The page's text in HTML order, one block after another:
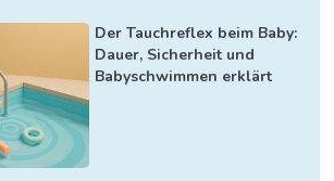
Der Tauchreflex beim Baby:
Dauer, Sicherheit und
Babyschwimmen erklärt